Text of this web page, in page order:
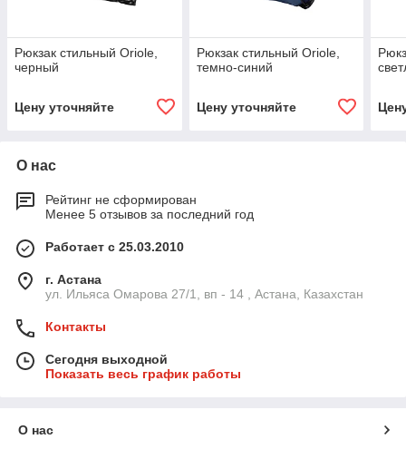
Рюкзак стильный Oriole,
черный
Цену уточняйте
Рюкзак стильный Oriole,
темно-синий
Цену уточняйте
О нас
Рейтинг не сформирован
Менее 5 отзывов за последний год
Работает с 25.03.2010
г. Астана
ул. Ильяса Омарова 27/1, вп - 14 , Астана, Казахстан
Контакты
Сегодня выходной
Показать весь график работы
О нас